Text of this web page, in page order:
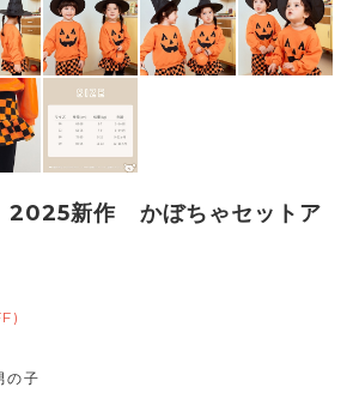
2025新作 かぼちゃセットア
の子